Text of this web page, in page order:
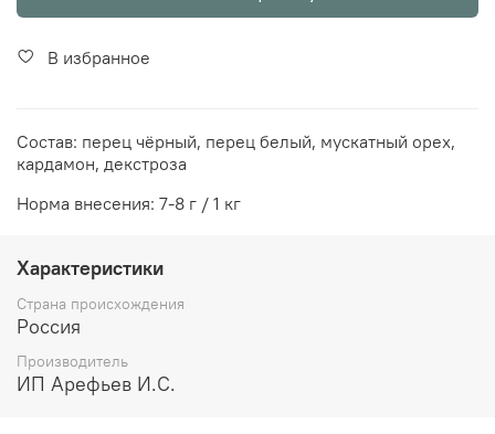
В избранное
Состав: перец чёрный, перец белый, мускатный орех,
кардамон, декстроза
Норма внесения: 7-8 г / 1 кг
Характеристики
Страна происхождения
Россия
Производитель
ИП Арефьев И.С.